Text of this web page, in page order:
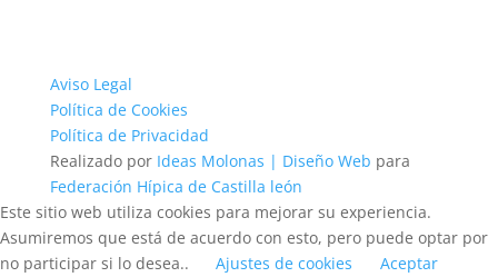
Aviso Legal
Política de Cookies
Política de Privacidad
Realizado por Ideas Molonas | Diseño Web para
Federación Hípica de Castilla león
Este sitio web utiliza cookies para mejorar su experiencia.
Asumiremos que está de acuerdo con esto, pero puede optar por
no participar si lo desea..
Ajustes de cookies
Aceptar